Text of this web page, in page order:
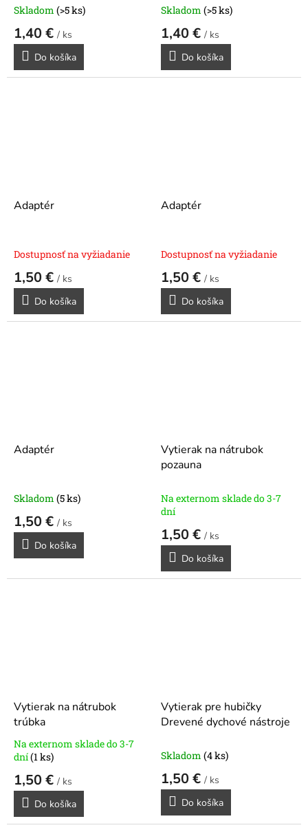
Skladom (>5 ks)
1,40 € / ks
Do košíka
Skladom (>5 ks)
1,40 € / ks
Do košíka
Adaptér
Dostupnosť na vyžiadanie
1,50 € / ks
Do košíka
Adaptér
Dostupnosť na vyžiadanie
1,50 € / ks
Do košíka
Adaptér
Skladom (5 ks)
1,50 € / ks
Do košíka
Vytierak na nátrubok
pozauna
Na externom sklade do 3-7
dní
1,50 € / ks
Do košíka
Vytierak na nátrubok
trúbka
Priemerné
hodnotenie
produktu
je
5,0
z
Na externom sklade do 3-7
dní(1 ks)
1,50 € / ks
Do košíka
Vytierak pre hubičky
Drevené dychové nástroje
Skladom (4 ks)
1,50 € / ks
Do košíka